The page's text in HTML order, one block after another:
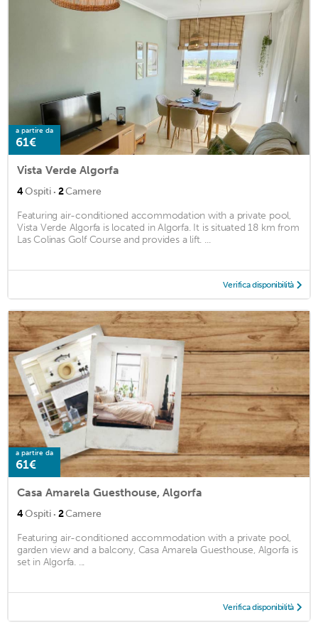
a partire da
61€
Vista Verde Algorfa
4Ospiti · 2Camere
Featuring air-conditioned accommodation with a private pool,
Vista Verde Algorfa is located in Algorfa. It is situated 18 km from
Las Colinas Golf Course and provides a lift. ...
Verifica disponibilità
a partire da
61€
Casa Amarela Guesthouse, Algorfa
4Ospiti · 2Camere
Featuring air-conditioned accommodation with a private pool,
garden view and a balcony, Casa Amarela Guesthouse, Algorfa is
set in Algorfa. ...
Verifica disponibilità